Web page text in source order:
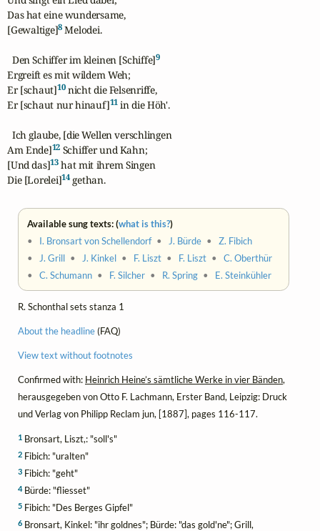
Das hat eine wundersame,
[Gewaltige]8 Melodei.
  Den Schiffer im kleinen [Schiffe]
9
Ergreift es mit wildem Weh;
Er [schaut]10 nicht die Felsenriffe,
Er [schaut nur hinauf]11 in die Höh'.
  Ich glaube, [die Wellen verschlingen
Am Ende]12 Schiffer und Kahn;
[Und das]13 hat mit ihrem Singen
Die [Lorelei]14 gethan.
Available sung texts: (what is this?)
• I. Bronsart von Schellendorf • J. Bürde •Z. Fibich
•
J. Grill • J. Kinkel • F. Liszt • F. Liszt •C. Oberthür
•C. Schumann • F. Silcher • R. Spring • E. Steinkühler
R. Schonthal sets stanza 1
About the headline(FAQ)
View text without footnotes
Confirmed with: Heinrich Heine’s sämtliche Werke in vier Bänden,
herausgegeben von Otto F. Lachmann, Erster Band, Leipzig: Druck
und Verlag von Philipp Reclam jun, [1887], pages 116-117.
1 Bronsart, Liszt,: "soll's"
2 Fibich: "uralten"
3 Fibich: "geht"
4Bürde: "fliesset"
5 Fibich: "Des Berges Gipfel"
6 Bronsart, Kinkel: "ihr goldnes"; Bürde: "das gold'ne"; Grill,